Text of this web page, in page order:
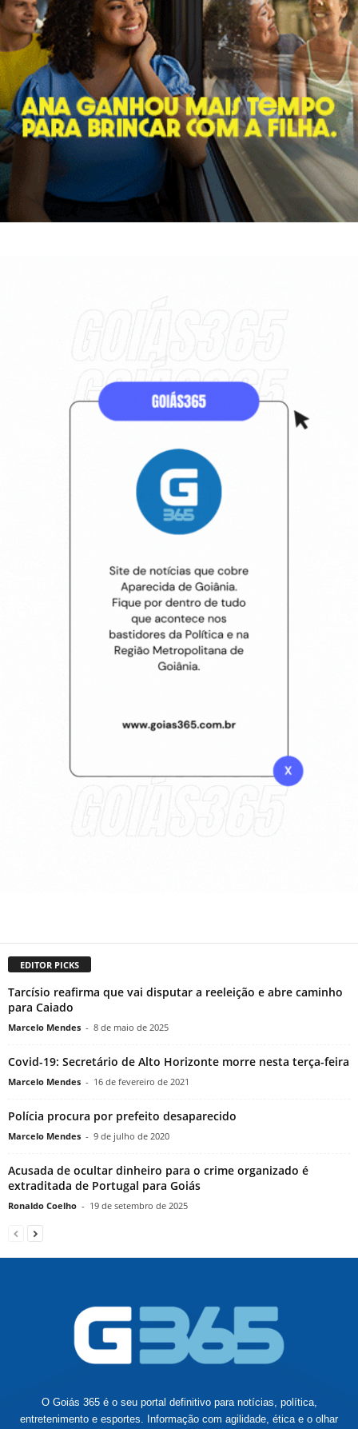
EDITOR PICKS
Tarcísio reafirma que vai disputar a reeleição e abre caminho
para Caiado
Marcelo Mendes - 8 de maio de 2025
Covid-19: Secretário de Alto Horizonte morre nesta terça-feira
Marcelo Mendes - 16 de fevereiro de 2021
Polícia procura por prefeito desaparecido
Marcelo Mendes - 9 de julho de 2020
Acusada de ocultar dinheiro para o crime organizado é
extraditada de Portugal para Goiás
Ronaldo Coelho - 19 de setembro de 2025
O Goiás 365 é o seu portal definitivo para notícias, política,
entretenimento e esportes. Informação com agilidade, ética e o olhar